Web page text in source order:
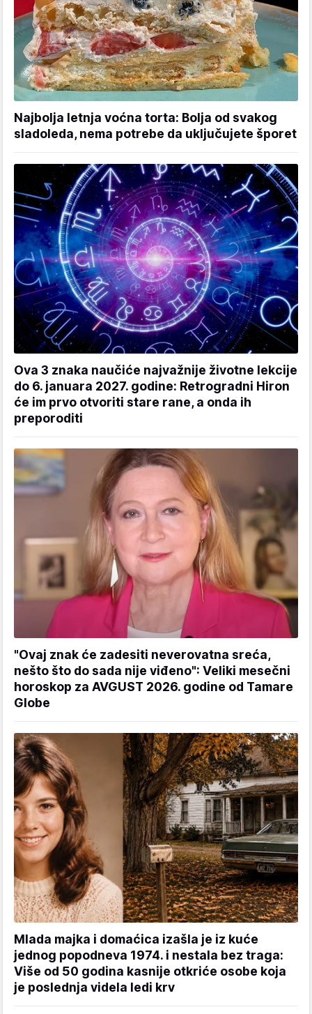
Najbolja letnja voćna torta: Bolja od svakog
sladoleda, nema potrebe da uključujete šporet
Ova 3 znaka naučiće najvažnije životne lekcije
do 6. januara 2027. godine: Retrogradni Hiron
će im prvo otvoriti stare rane, a onda ih
preporoditi
"Ovaj znak će zadesiti neverovatna sreća,
nešto što do sada nije viđeno": Veliki mesečni
horoskop za AVGUST 2026. godine od Tamare
Globe
Mlada majka i domaćica izašla je iz kuće
jednog popodneva 1974. i nestala bez traga:
Više od 50 godina kasnije otkriće osobe koja
je poslednja videla ledi krv